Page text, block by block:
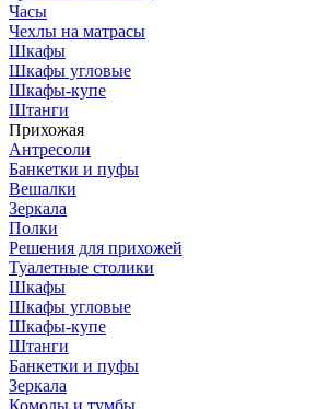
Часы
Чехлы на матрасы
Шкафы
Шкафы угловые
Шкафы-купе
Штанги
Прихожая
Антресоли
Банкетки и пуфы
Вешалки
Зеркала
Полки
Решения для прихожей
Туалетные столики
Шкафы
Шкафы угловые
Шкафы-купе
Штанги
Банкетки и пуфы
Зеркала
Комоды и тумбы